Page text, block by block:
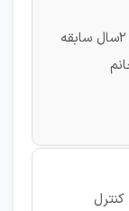
دارای حداقل 2سال سابقه
کنترل